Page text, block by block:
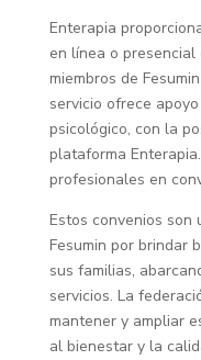
Enterapia
en línea o
miembros de
servicio ofrece
psicológico, con la
plataforma
profesionales en
Estos convenios son
Fesumin por brindar
sus familias,
servicios. La
mantener y ampliar
al bienestar y la